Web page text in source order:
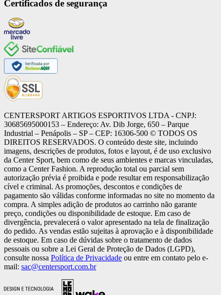
Certificados de segurança
CENTERSPORT ARTIGOS ESPORTIVOS LTDA - CNPJ:
30685695000153 – Endereço: Av. Dib Jorge, 650 – Parque
Industrial – Penápolis – SP – CEP: 16306-500 ©️ TODOS OS
DIREITOS RESERVADOS. O conteúdo deste site, incluindo
imagens, descrições de produtos, fotos e layout, é de uso exclusivo
da Center Sport, bem como de seus ambientes e marcas vinculadas,
como a Center Fashion. A reprodução total ou parcial sem
autorização prévia é proibida e pode resultar em responsabilização
cível e criminal. As promoções, descontos e condições de
pagamento são válidas conforme informadas no site no momento da
compra. A simples adição de produtos ao carrinho não garante
preço, condições ou disponibilidade de estoque. Em caso de
divergência, prevalecerá o valor apresentado na tela de finalização
do pedido. As vendas estão sujeitas à aprovação e à disponibilidade
de estoque. Em caso de dúvidas sobre o tratamento de dados
pessoais ou sobre a Lei Geral de Proteção de Dados (LGPD),
consulte nossa Política de Privacidade ou entre em contato pelo e-
mail: sac@centersport.com.br